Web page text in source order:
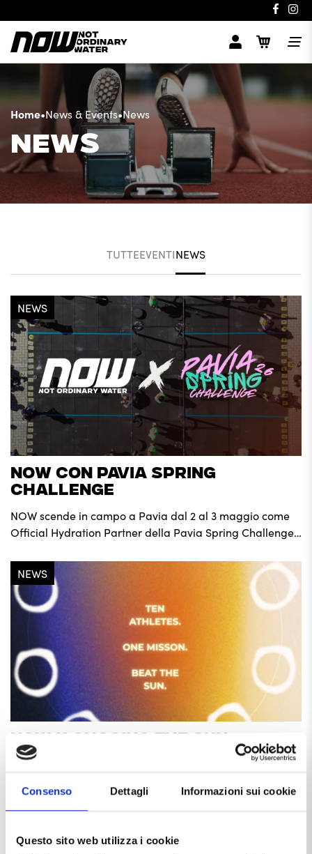
Consenso Dettagli Informazioni sui cookie
Questo sito web utilizza i cookie
Home•News & Events•News
NEWS
TUTTEEVENTINEWS
NEWS
NOW CON PAVIA SPRING
CHALLENGE
NOW scende in campo a Pavia dal 2 al 3 maggio come
Official Hydration Partner della Pavia Spring Challenge.
palcoscenico di pura competizione e resilienza,
rappresenta il contesto ideale per confermare il ruolo di
NOW come riferimento nell’integrazione sportiva
d’avanguardia. In una disciplina come il […]
NEWS
Il sole sorge sull’Arno e segna l’inizio di una nuova era
Chasing the Sun, il format radicale che sfida non solo il
cronometro, ma la natura stessa. NOW – Not Ordinary
supportare gli atleti in una […]